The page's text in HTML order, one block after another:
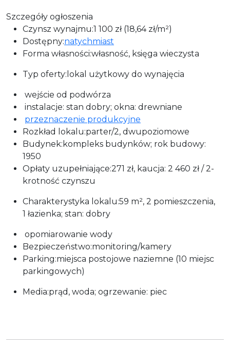
Szczegóły ogłoszenia
Czynsz wynajmu:1 100 zł (18,64 zł/m²)
Dostępny:natychmiast
Forma własności:własność, księga wieczysta
Typ oferty:lokal użytkowy do wynajęcia
wejście od podwórza
instalacje: stan dobry; okna: drewniane
przeznaczenie produkcyjne
Rozkład lokalu:parter/2, dwupoziomowe
Budynek:kompleks budynków; rok budowy:
1950
Opłaty uzupełniające:271 zł, kaucja: 2 460 zł / 2-
krotność czynszu
Charakterystyka lokalu:59 m², 2 pomieszczenia,
1 łazienka; stan: dobry
opomiarowanie wody
Bezpieczeństwo:monitoring/kamery
Parking:miejsca postojowe naziemne (10 miejsc
parkingowych)
Media:prąd, woda; ogrzewanie: piec